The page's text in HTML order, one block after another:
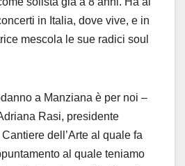
in Italia, dove vive, e in
mescola le sue radici soul
a Manziana è per noi –
Rasi, presidente
dell’Arte al quale fa
al quale teniamo